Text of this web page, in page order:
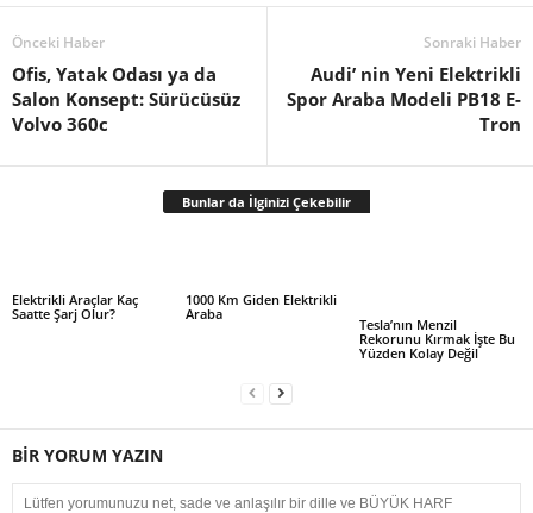
Önceki Haber
Ofis, Yatak Odası ya da
Salon Konsept: Sürücüsüz
Volvo 360c
Sonraki Haber
Audi’ nin Yeni Elektrikli
Spor Araba Modeli PB18 E-
Tron
Bunlar da İlginizi Çekebilir
Elektrikli Araçlar Kaç
Saatte Şarj Olur?
1000 Km Giden Elektrikli
Araba
Tesla’nın Menzil
Rekorunu Kırmak İşte Bu
Yüzden Kolay Değil
BİR YORUM YAZIN